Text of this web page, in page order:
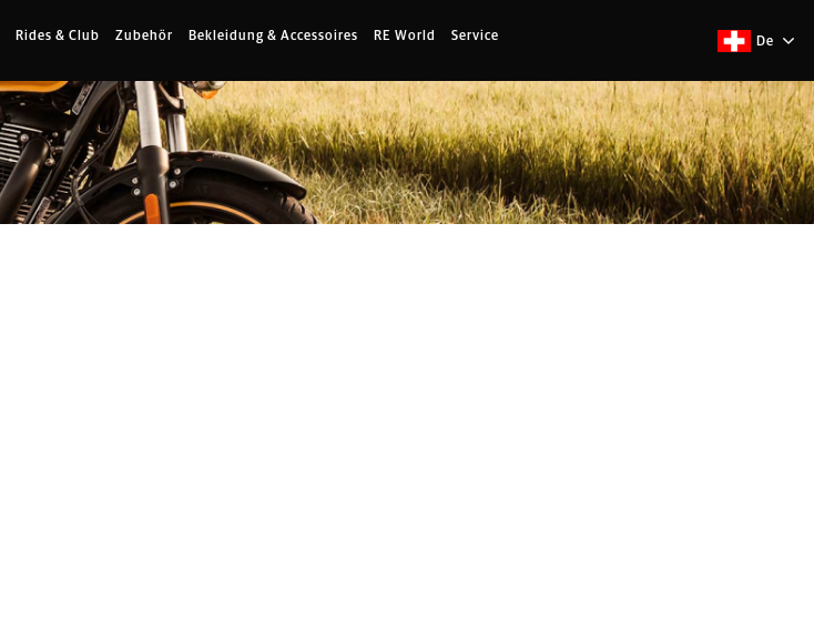
Rides & Club Zubehör Bekleidung & Accessoires RE World Service De